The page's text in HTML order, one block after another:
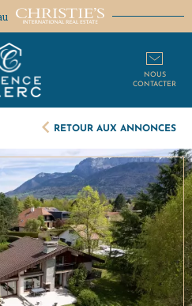
RETOUR AUX ANNONCES
NOUS
CONTACTER